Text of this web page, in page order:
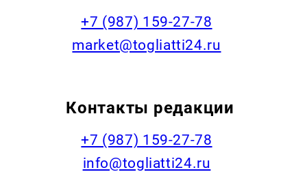
+7 (987) 159-27-78
market@togliatti24.ru
Контакты редакции
+7 (987) 159-27-78
info@togliatti24.ru